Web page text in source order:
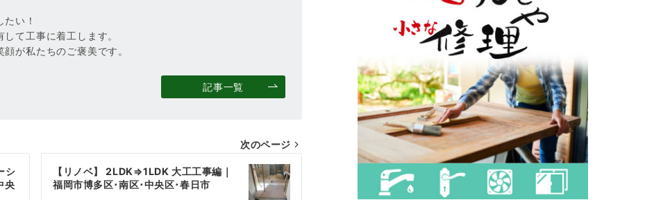
い！
て工事に着工します。
が私たちのご褒美です。
記事一覧
シ
央
次のページ
【リノベ】 2LDK⇒1LDK 大工工事編｜
福岡市博多区･南区･中央区･春日市